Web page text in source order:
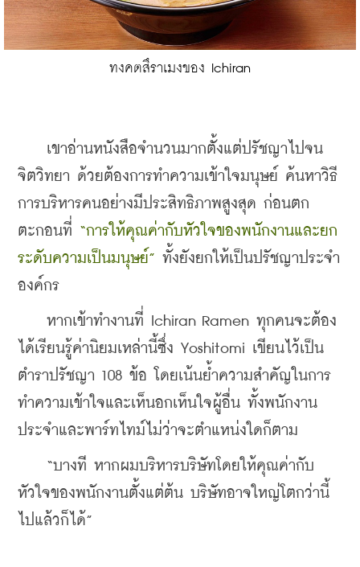
ทงคตสึราเมงของ Ichiran
เขาอ่านหนังสือจำนวนมากตั้งแต่ปรัชญาไปจน
จิตวิทยา ด้วยต้องการทำความเข้าใจมนุษย์ ค้นหาวิธี
การบริหารคนอย่างมีประสิทธิภาพสูงสุด ก่อนตก
ตะกอนที่ “การให้คุณค่ากับหัวใจของพนักงานและยก
ระดับความเป็นมนุษย์” ทั้งยังยกให้เป็นปรัชญาประจำ
องค์กร
หากเข้าทำงานที่ Ichiran Ramen ทุกคนจะต้อง
ได้เรียนรู้ค่านิยมเหล่านี้ซึ่ง Yoshitomi เขียนไว้เป็น
ตำราปรัชญา 108 ข้อ โดยเน้นย้ำความสำคัญในการ
ทำความเข้าใจและเห็นอกเห็นใจผู้อื่น ทั้งพนักงาน
ประจำและพาร์ทไทม์ไม่ว่าจะตำแหน่งใดก็ตาม
“บางที หากผมบริหารบริษัทโดยให้คุณค่ากับ
หัวใจของพนักงานตั้งแต่ต้น บริษัทอาจใหญ่โตกว่านี้
ไปแล้วก็ได้”